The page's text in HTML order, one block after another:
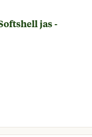
jas -
89,95